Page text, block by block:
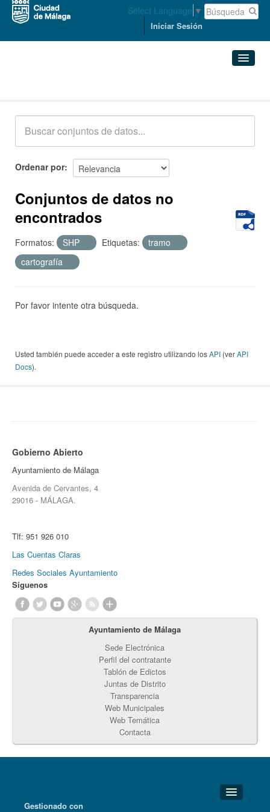
Select Language ▼
Iniciar Sesión
Acerca de
Ordenar por
Conjuntos de datos no
encontrados
Formatos: SHP Etiquetas:
tramo
cartografía
Por favor intente otra búsqueda.
Usted también puede acceder a este registro utilizando losAPI (verAPI
Docs).
Gobierno Abierto
Ayuntamiento de Málaga
Avenida de Cervantes, 4
29016 - MÁLAGA.
Tlf: 951 926 010
Las Cuentas Claras
Redes Sociales Ayuntamiento
Síguenos
Ayuntamiento de Málaga
Sede Electrónica
Perfil del contratante
Tablón de Edictos
Juntas de Distrito
Transparencia
Web Municipales
Web Temática
Contacta
Gestionado con